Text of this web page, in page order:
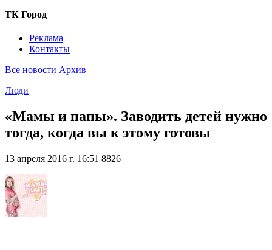
ТК Город
Реклама
Контакты
Все новости Архив
Люди
«Мамы и папы». Заводить детей нужно
тогда, когда вы к этому готовы
13 апреля 2016 г. 16:51 8826